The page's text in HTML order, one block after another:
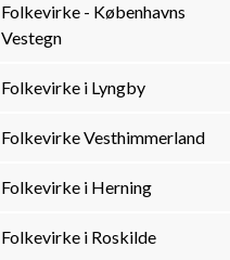
Folkevirke - Københavns
Vestegn
Folkevirke i Lyngby
Folkevirke Vesthimmerland
Folkevirke i Herning
Folkevirke i Roskilde